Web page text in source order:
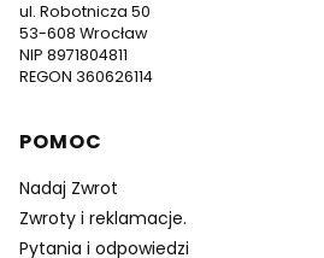
ul. Robotnicza 50
53-608 Wrocław
NIP 8971804811
REGON 360626114
Linki w stopce
POMOC
Nadaj Zwrot
Zwroty i reklamacje.
Pytania i odpowiedzi